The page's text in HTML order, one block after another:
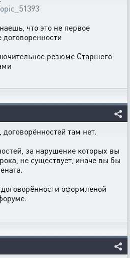
что это не первое
резюме Старшего
там нет.
за нарушение которых вы
не существует, иначе вы бы
оформленой